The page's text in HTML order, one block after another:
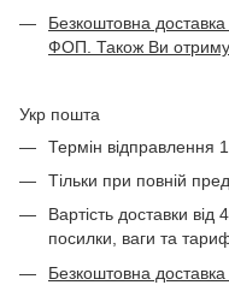
Безкоштовна
ФОП. Також Ви
Укр пошта
Термін відправлення
Тільки при повній
Вартість доставки від
посилки, ваги та
Безкоштовна